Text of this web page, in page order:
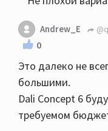
Andrew_E
0
Это далеко не
большими.
Dali Concept 6
требуемом